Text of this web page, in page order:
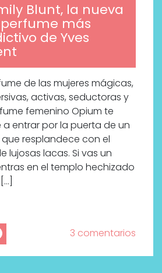
Blunt, la nueva
más
de Yves
de las mujeres mágicas,
activas, seductoras y
femenino Opium te
a entrar por la puerta de un
resplandece con el
lujosas lacas. Si vas un
en el templo hechizado
3 comentarios